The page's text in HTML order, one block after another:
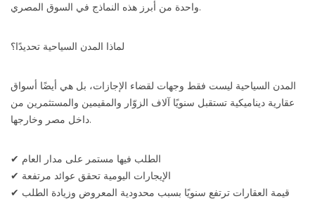
واحدة من أبرز هذه النماذج في السوق المصري.
لماذا المدن السياحية تحديدًا؟
المدن السياحية ليست فقط وجهات لقضاء الإجازات، بل هي أيضًا أسواق
عقارية ديناميكية تستقبل سنويًا آلاف الزوّار والمقيمين والمستثمرين من
داخل مصر وخارجها.
✔ الطلب فيها مستمر على مدار العام
✔ الإيجارات اليومية تحقق عوائد مرتفعة
✔ قيمة العقارات ترتفع سنويًا بسبب محدودية المعروض وزيادة الطلب